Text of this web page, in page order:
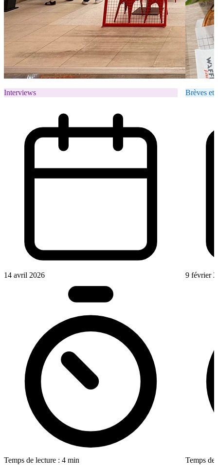
Interviews
14 avril 2026
Temps de lecture : 4 min
Brèves et
9 février
Temps de